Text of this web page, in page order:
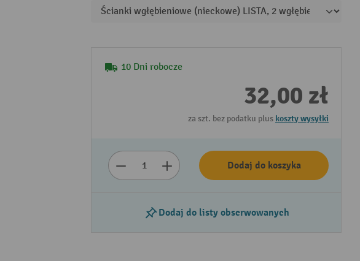
10 Dni robocze
32,00 zł
za szt. bez podatku plus koszty wysyłki
Dodaj do koszyka
Dodaj do listy obserwowanych